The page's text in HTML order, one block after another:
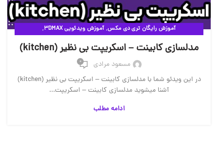
آموزش رایگان تری دی مکس, آموزش ویدئویی 3DMAX ,
مقالات آموزشی وی ری
مدلسازی کابینت – اسکریپت بی نظیر (kitchen)
مسعود مرادی 0
در این ویدئو شما با مدلسازی کابینت – اسکریپت بی نظیر (kitchen)
آشنا میشوید مدلسازی کابینت – اسکریپت...
ادامه مطلب